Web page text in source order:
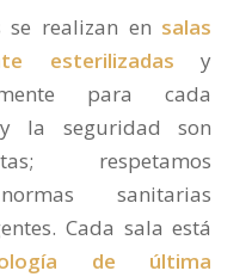
se realizan en salas
esterilizadas y
para cada
la seguridad son
respetamos
sanitarias
Cada sala está
de última